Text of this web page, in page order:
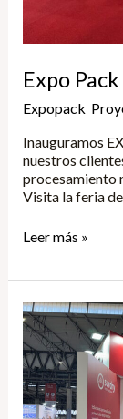
Expo
Expopack
Inauguramos
nuestros
procesamiento
Visita la feria
Leer más »
Hispack
2024